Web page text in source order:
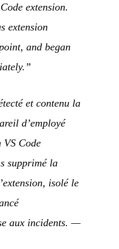
extension.
extension
and began
et contenu la
d’employé
VS Code
supprimé la
isolé le
aux incidents. —